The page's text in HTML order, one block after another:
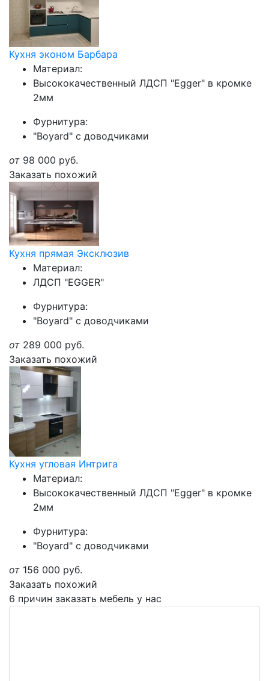
Кухня эконом Барбара
Материал:
Высококачественный ЛДСП "Egger" в кромке
2мм
Фурнитура:
"Boyard" с доводчиками
от 98 000 руб.
Заказать похожий
Кухня прямая Эксклюзив
Материал:
ЛДСП "EGGER"
Фурнитура:
"Boyard" с доводчиками
от 289 000 руб.
Заказать похожий
Кухня угловая Интрига
Материал:
Высококачественный ЛДСП "Egger" в кромке
2мм
Фурнитура:
"Boyard" с доводчиками
от 156 000 руб.
Заказать похожий
6 причин заказать мебель у нас